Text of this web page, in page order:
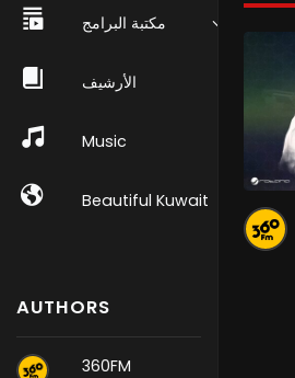
مكتبة البرامج
الأرشيف
Music
Beautiful Kuwait
AUTHORS
360FM